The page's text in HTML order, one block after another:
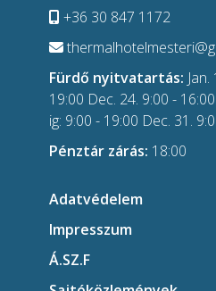
+36 30 847 1172
Fürdő nyitvatartás:
19:00 Dec. 24. 9:00 -
ig: 9:00 - 19:00 Dec. 31.
Pénztár zárás: 18:00
Adatvédelem
Impresszum
Á.SZ.F